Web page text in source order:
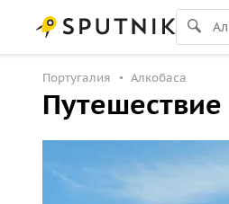
Португалия Алкобаса